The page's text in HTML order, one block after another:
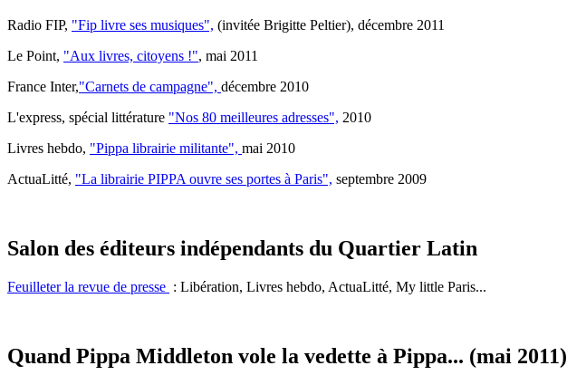
Radio FIP, "Fip livre ses musiques", (invitée Brigitte Peltier), décembre 2011
Le Point, "Aux livres, citoyens !", mai 2011
France Inter,"Carnets de campagne", décembre 2010
L'express, spécial littérature "Nos 80 meilleures adresses", 2010
Livres hebdo, "Pippa librairie militante", mai 2010
ActuaLitté, "La librairie PIPPA ouvre ses portes à Paris", septembre 2009
Salon des éditeurs indépendants du Quartier Latin
Feuilleter la revue de presse : Libération, Livres hebdo, ActuaLitté, My little Paris...
Quand Pippa Middleton vole la vedette à Pippa... (mai 2011)